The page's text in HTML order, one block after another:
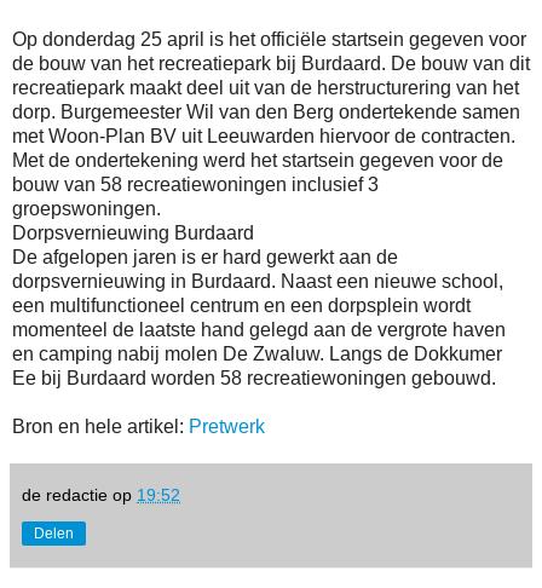
Op donderdag 25 april is het officiële startsein gegeven voor
de bouw van het recreatiepark bij Burdaard. De bouw van dit
recreatiepark maakt deel uit van de herstructurering van het
dorp. Burgemeester Wil van den Berg ondertekende samen
met Woon-Plan BV uit Leeuwarden hiervoor de contracten.
Met de ondertekening werd het startsein gegeven voor de
bouw van 58 recreatiewoningen inclusief 3
groepswoningen.
Dorpsvernieuwing Burdaard
De afgelopen jaren is er hard gewerkt aan de
dorpsvernieuwing in Burdaard. Naast een nieuwe school,
een multifunctioneel centrum en een dorpsplein wordt
momenteel de laatste hand gelegd aan de vergrote haven
en camping nabij molen De Zwaluw. Langs de Dokkumer
Ee bij Burdaard worden 58 recreatiewoningen gebouwd.
Bron en hele artikel: Pretwerk
de redactie op 19:52
Delen